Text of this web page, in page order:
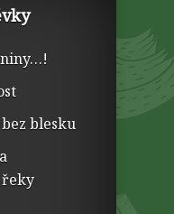
blesku
řeky